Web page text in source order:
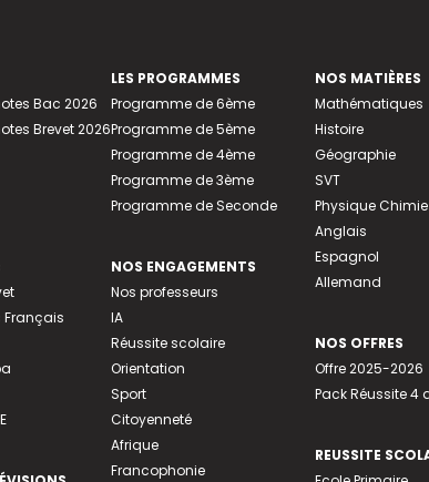
Bac 2026
Brevet 2026
Français
LES PROGRAMMES
Programme de 6ème
Programme de 5ème
Programme de 4ème
Programme de 3ème
Programme de Seconde
NOS ENGAGEMENTS
Nos professeurs
IA
Réussite scolaire
Orientation
Sport
Citoyenneté
Afrique
Francophonie
NOS MATIÈRES
Mathématiques
Histoire
Géographie
SVT
Physique Chimie
Anglais
Espagnol
Allemand
NOS OFFRES
Offre 2025-2026
Pack Réussite 4
REUSSITE